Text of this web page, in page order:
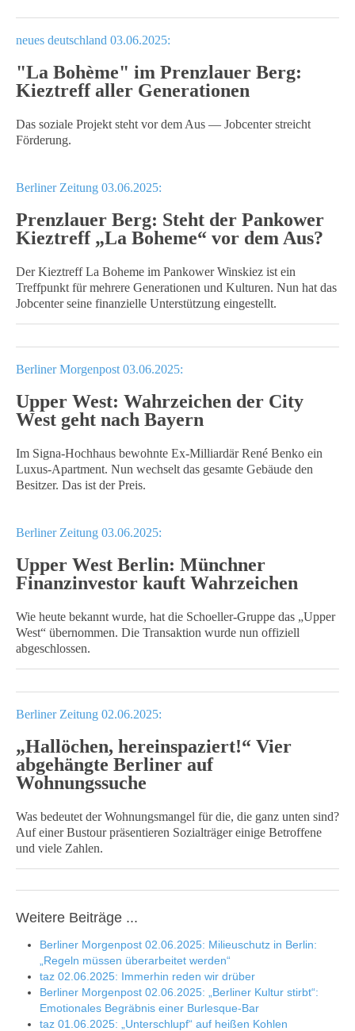
neues deutschland 03.06.2025:
"La Bohème" im Prenzlauer Berg:
Kieztreff aller Generationen
Das soziale Projekt steht vor dem Aus — Jobcenter streicht
Förderung.
Berliner Zeitung 03.06.2025:
Prenzlauer Berg: Steht der Pankower
Kieztreff „La Boheme“ vor dem Aus?
Der Kieztreff La Boheme im Pankower Winskiez ist ein
Treffpunkt für mehrere Generationen und Kulturen. Nun hat das
Jobcenter seine finanzielle Unterstützung eingestellt.
Berliner Morgenpost 03.06.2025:
Upper West: Wahrzeichen der City
West geht nach Bayern
Im Signa-Hochhaus bewohnte Ex-Milliardär René Benko ein
Luxus-Apartment. Nun wechselt das gesamte Gebäude den
Besitzer. Das ist der Preis.
Berliner Zeitung 03.06.2025:
Upper West Berlin: Münchner
Finanzinvestor kauft Wahrzeichen
Wie heute bekannt wurde, hat die Schoeller-Gruppe das „Upper
West“ übernommen. Die Transaktion wurde nun offiziell
abgeschlossen.
Berliner Zeitung 02.06.2025:
„Hallöchen, hereinspaziert!“ Vier
abgehängte Berliner auf
Wohnungssuche
Was bedeutet der Wohnungsmangel für die, die ganz unten sind?
Auf einer Bustour präsentieren Sozialträger einige Betroffene
und viele Zahlen.
Weitere Beiträge ...
Berliner Morgenpost 02.06.2025: Milieuschutz in Berlin:
„Regeln müssen überarbeitet werden“
taz 02.06.2025: Immerhin reden wir drüber
Berliner Morgenpost 02.06.2025: „Berliner Kultur stirbt“:
Emotionales Begräbnis einer Burlesque-Bar
taz 01.06.2025: „Unterschlupf“ auf heißen Kohlen